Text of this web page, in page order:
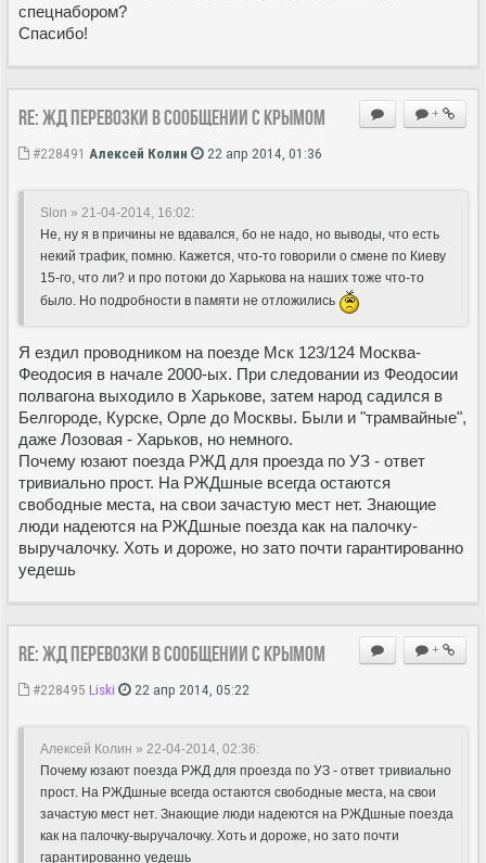
спецнабором?
Спасибо!
+
Re: ЖД перевозки в сообщении с Крымом
#228491 Алексей Колин 22 апр 2014, 01:36
Slon » 21-04-2014, 16:02:
Не, ну я в причины не вдавался, бо не надо, но выводы, что есть
некий трафик, помню. Кажется, что-то говорили о смене по Киеву
15-го, что ли? и про потоки до Харькова на наших тоже что-то
было. Но подробности в памяти не отложились
Я ездил проводником на поезде Мск 123/124 Москва-
Феодосия в начале 2000-ых. При следовании из Феодосии
полвагона выходило в Харькове, затем народ садился в
Белгороде, Курске, Орле до Москвы. Были и "трамвайные",
даже Лозовая - Харьков, но немного.
Почему юзают поезда РЖД для проезда по УЗ - ответ
тривиально прост. На РЖДшные всегда остаются
свободные места, на свои зачастую мест нет. Знающие
люди надеются на РЖДшные поезда как на палочку-
выручалочку. Хоть и дороже, но зато почти гарантированно
уедешь
+
Re: ЖД перевозки в сообщении с Крымом
#228495 Liski 22 апр 2014, 05:22
Алексей Колин » 22-04-2014, 02:36:
Почему юзают поезда РЖД для проезда по УЗ - ответ тривиально
прост. На РЖДшные всегда остаются свободные места, на свои
зачастую мест нет. Знающие люди надеются на РЖДшные поезда
как на палочку-выручалочку. Хоть и дороже, но зато почти
гарантированно уедешь